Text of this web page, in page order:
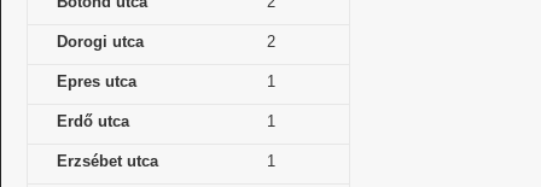
Dorogi utca 2
Epres utca 1
Erdő utca 1
Erzsébet utca 1